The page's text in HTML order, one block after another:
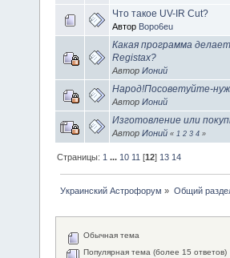
Что такое UV-IR Cut?
Автор Bopo6eu
Какая программа
Registaх?
Автор Ионий
Народ!Посоветуйте-
Автор Ионий
Изготовление или
Автор Ионий « 1 2 3 4 »
Страницы: 1 ... 10 11 [12] 13 14
Украинский Астрофорум » Общий
Обычная тема
Популярная тема (более 15 ответов)